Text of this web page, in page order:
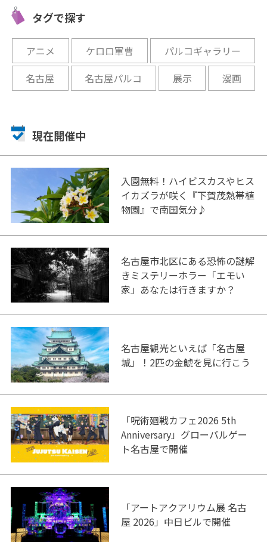
開催中
タグで探す
アニメ ケロロ軍曹
パルコギャラリー
名古屋
名古屋パルコ 展示 漫画
現在開催中
入園無料！ハイビスカスやヒス
イカズラが咲く『下賀茂熱帯植
物園』で南国気分♪
名古屋市北区にある恐怖の謎解
きミステリーホラー「エモい
家」あなたは行きますか？
名古屋観光といえば「名古屋
城」！2匹の金鯱を見に行こう
「呪術廻戦カフェ2026 5th
Anniversary」グローバルゲー
ト名古屋で開催
「アートアクアリウム展 名古
屋 2026」中日ビルで開催